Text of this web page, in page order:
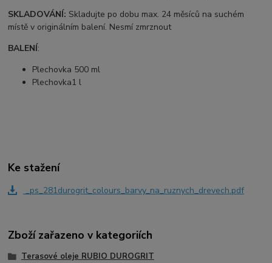
SKLADOVÁNÍ: Skladujte po dobu max. 24 měsíců na suchém
místě v originálním balení. Nesmí zmrznout
BALENÍ:
Plechovka 500 ml
Plechovka1 l
Ke stažení
_ps_281durogrit_colours_barvy_na_ruznych_drevech.pdf
Zboží zařazeno v kategoriích
Terasové oleje RUBIO DUROGRIT